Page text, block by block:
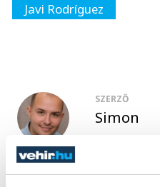
Javi Rodríguez
SZERZŐ
Simon